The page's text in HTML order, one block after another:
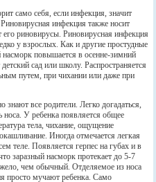
само себя, если инфекция, значит
Риновирусная инфекция также носит
риновирусы. Риновирусная инфекция
у взрослых. Как и другие простудные
насморк повышается в осенне-зимний
сад или школу. Распространяется
путем, при чихании или даже при
знают все родители. Легко догадаться,
носа. У ребенка появляется общее
тела, чихание, ощущение
Иногда отмечается легкая
теле. Появляется герпес на губах и в
заразный насморк протекает до 5-7
чем обычный. Отделяемое из носа
просто мучают ребенка. Само